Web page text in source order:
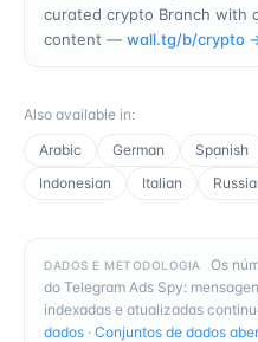
curated crypto Branch with
content — wall.tg/b/crypto
Also available in:
Arabic
German Spanish
Indonesian
Italian
DADOS E METODOLOGIA
Os
do Telegram Ads Spy:
indexadas e atualizadas
dados · Conjuntos de dados